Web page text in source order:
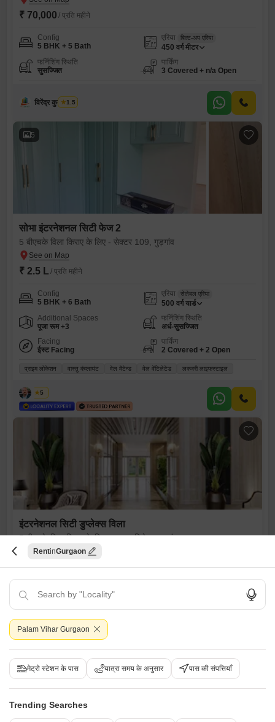
₹ 70,000 / प्रति महीने
Config
5 BHK + 5 Bath
एरिया बिल्ट-अप एरिया
450 वर्ग मीटर
फर्निशिंग स्थिति
सुसज्जित
पार्किंग
3 Covered + n/a Open
विरेंद्र कुमार शर्मा
1.5
5
सोभा इंटरनेशनल सिटी फेज 2
5 बीएचके विला किराए के लिए - सेक्टर 109, गुड़गांव
₹ 2.5 L / प्रति महीने
Config
5 BHK + 6 Bath
एरिया सेलेबल एरिया
500 वर्ग यार्ड
Additional Spaces
पूजा रूम +3
फर्निशिंग स्थिति
अर्ध-सुसज्जित
Facing
ईस्ट Facing
पार्किंग
2 Covered + 2 Open
प्राइम लोकेशन वास्तु कंप्लायंट वेल मेंटेन्ड वेल वेंटिलेटेड लक्जरी लाइफस्टाइल
हितेश
5
इंटरनेशनल सिटी डुप्लेक्स विला
5 बीएचके विला किराए के लिए - बाबुपुर विलेज, गुड़गांव
₹ 2 L/ प्रति महीने
Config
5 BHK + 5 Bath
पार्किंग
Chaitanya Kaushik
5
6
Rent Gurgaon
Palam Vihar Gurgaon
मेट्रो स्टेशन के पास यात्रा समय के अनुसार पास की संपत्तियाँ
Trending Searches